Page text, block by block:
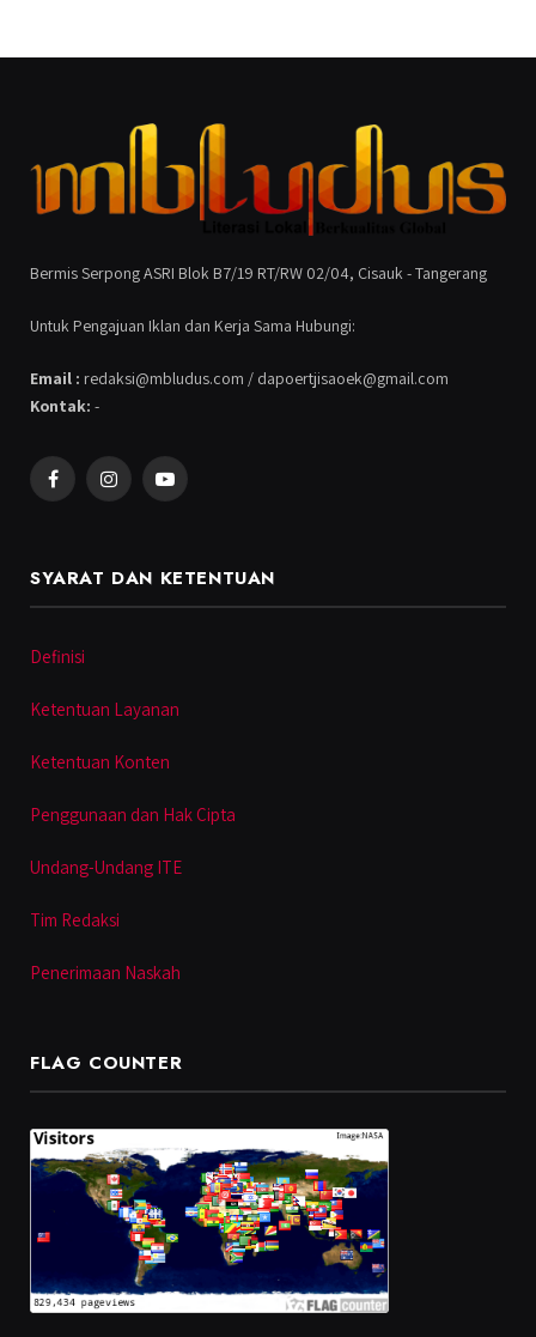
Bermis Serpong ASRI Blok B7/19 RT/RW 02/04, Cisauk - Tangerang
Untuk Pengajuan Iklan dan Kerja Sama Hubungi:
Email : redaksi@mbludus.com / dapoertjisaoek@gmail.com
Kontak: -
FacebookInstagramYouTube
SYARAT DAN KETENTUAN
Definisi
Ketentuan Layanan
Ketentuan Konten
Penggunaan dan Hak Cipta
Undang-Undang ITE
Tim Redaksi
Penerimaan Naskah
FLAG COUNTER